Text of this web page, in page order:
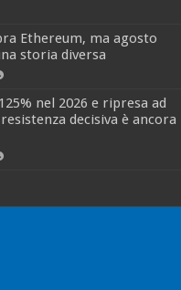
Ethereum, ma agosto
storia diversa
nel 2026 e ripresa ad
decisiva è ancora